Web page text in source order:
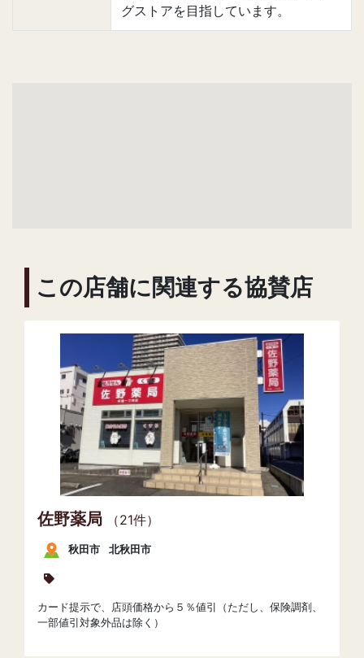
グストアを目指しています。
この店舗に関連する協賛店
佐野薬局 （21件）
秋田市 北秋田市
カード提示で、店頭価格から５％値引（ただし、保険調剤、
一部値引対象外品は除く）